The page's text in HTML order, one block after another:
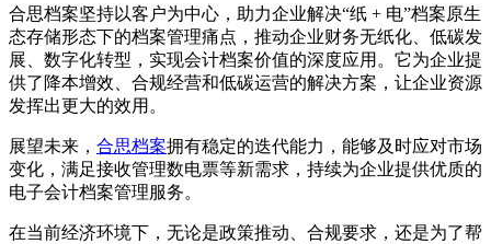
合思档案坚持以客户为中心，助力企业解决“纸 + 电”档案原生
态存储形态下的档案管理痛点，推动企业财务无纸化、低碳发
展、数字化转型，实现会计档案价值的深度应用。它为企业提
供了降本增效、合规经营和低碳运营的解决方案，让企业资源
发挥出更大的效用。
展望未来， 合思档案拥有稳定的迭代能力，能够及时应对市场
变化，满足接收管理数电票等新需求，持续为企业提供优质的
电子会计档案管理服务。
在当前经济环境下，无论是政策推动、合规要求，还是为了帮